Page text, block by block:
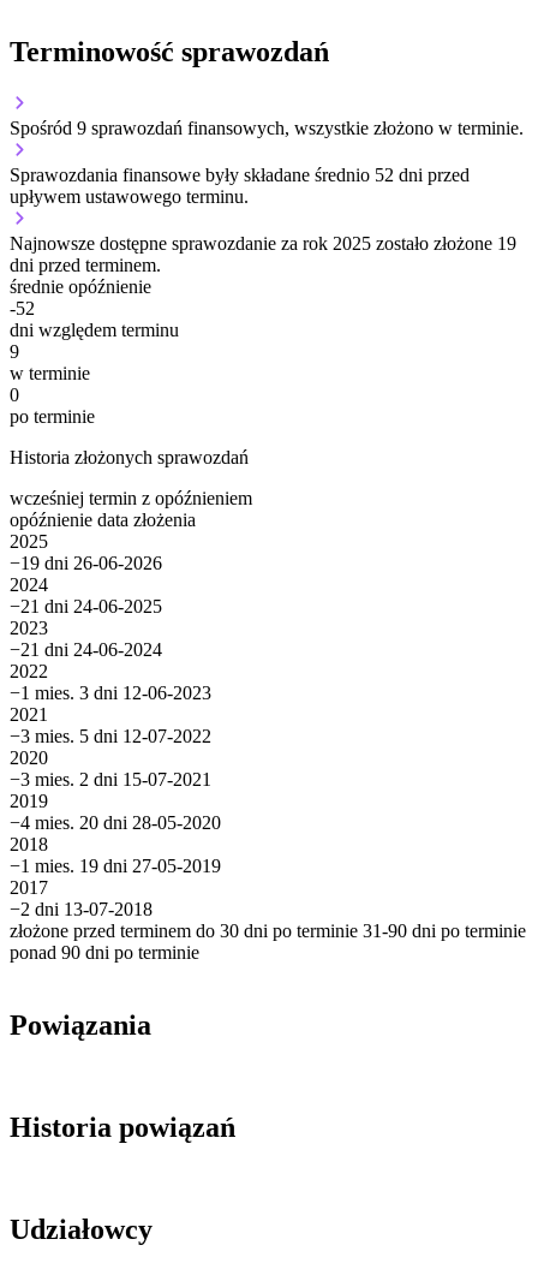
Terminowość sprawozdań
Spośród 9 sprawozdań finansowych, wszystkie złożono w terminie.
Sprawozdania finansowe były składane średnio 52 dni przed
upływem ustawowego terminu.
Najnowsze dostępne sprawozdanie za rok 2025 zostało złożone 19
dni przed terminem.
średnie opóźnienie
-52
dni względem terminu
9
w terminie
0
po terminie
Historia złożonych sprawozdań
wcześniej termin z opóźnieniem
opóźnienie data złożenia
2025
−19 dni 26-06-2026
2024
−21 dni 24-06-2025
2023
−21 dni 24-06-2024
2022
−1 mies. 3 dni 12-06-2023
2021
−3 mies. 5 dni 12-07-2022
2020
−3 mies. 2 dni 15-07-2021
2019
−4 mies. 20 dni 28-05-2020
2018
−1 mies. 19 dni 27-05-2019
2017
−2 dni 13-07-2018
złożone przed terminem do 30 dni po terminie 31-90 dni po terminie
ponad 90 dni po terminie
Powiązania
Historia powiązań
Udziałowcy